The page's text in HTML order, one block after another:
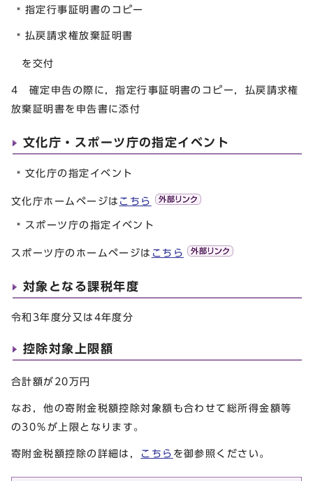
指定行事証明書のコピー
払戻請求権放棄証明書
を交付
4 確定申告の際に，指定行事証明書のコピー，払戻請求権
放棄証明書を申告書に添付
文化庁・スポーツ庁の指定イベント
文化庁の指定イベント
文化庁ホームページは こちら
スポーツ庁の指定イベント
スポーツ庁のホームページは こちら
対象となる課税年度
令和3年度分又は4年度分
控除対象上限額
合計額が20万円
なお，他の寄附金税額控除対象額も合わせて総所得金額等
の30％が上限となります。
寄附金税額控除の詳細は， こちら を御参照ください。